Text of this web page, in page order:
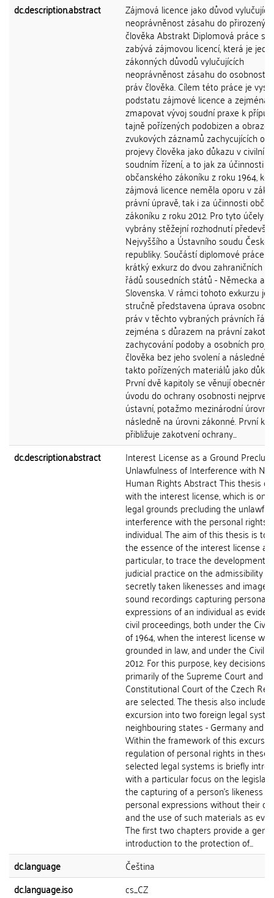
dc.description.abstract
Zájmová licence jako důvod vylučující
neoprávněnost zásahu do
člověka Abstrakt Diplomová práce se
zabývá zájmovou licencí, která je
zákonných důvodů vylučujících
neoprávněnost zásahu do
práv člověka. Cílem této práce je
podstatu zájmové licence a zejména
zmapovat vývoj soudní praxe k
tajně pořízených podobizen a
zvukových záznamů zachycujících
projevy člověka jako důkazu v civilním
soudním řízení, a to jak za účinnosti
občanského zákoníku z roku 1964, kdy
zájmová licence neměla oporu v
právní úpravě, tak i za účinnosti
zákoníku z roku 2012. Pro tyto účely
vybrány stěžejní rozhodnutí
Nejvyššího a Ústavního soudu České
republiky. Součástí diplomové práce
krátký exkurz do dvou zahraničních
řádů sousedních států - Německa a
Slovenska. V rámci tohoto exkurzu je
stručně představena úprava
práv v těchto vybraných právních
zejména s důrazem na právní
zachycování podoby a osobních
člověka bez jeho svolení a následné
takto pořízených materiálů jako
První dvě kapitoly se věnují obecnému
úvodu do ochrany osobnosti nejprve
ústavní, potažmo mezinárodní úrovni
následně na úrovni zákonné. První
přibližuje zakotvení ochrany...
dc.description.abstract
Interest License as a Ground
Unlawfulness of Interference with
Human Rights Abstract This thesis
with the interest license, which is
legal grounds precluding the
interference with the personal rights
individual. The aim of this thesis is to
the essence of the interest license
particular, to trace the development
judicial practice on the admissibility of
secretly taken likenesses and image
sound recordings capturing personal
expressions of an individual as
civil proceedings, both under the Civil
of 1964, when the interest license
grounded in law, and under the Civil
2012. For this purpose, key decisions,
primarily of the Supreme Court and
Constitutional Court of the Czech
are selected. The thesis also
excursion into two foreign legal
neighbouring states - Germany and
Within the framework of this
regulation of personal rights in these
selected legal systems is briefly
with a particular focus on the
the capturing of a person's likeness
personal expressions without their
and the use of such materials as
The first two chapters provide a
introduction to the protection of...
dc.language
Čeština
dc.language.iso
cs_CZ